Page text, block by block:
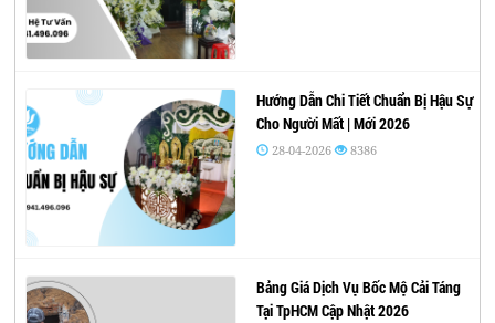
Hướng Dẫn Chi Tiết Chuẩn Bị Hậu Sự
Cho Người Mất | Mới 2026
28-04-2026 8386
Bảng Giá Dịch Vụ Bốc Mộ Cải Táng
Tại TpHCM Cập Nhật 2026